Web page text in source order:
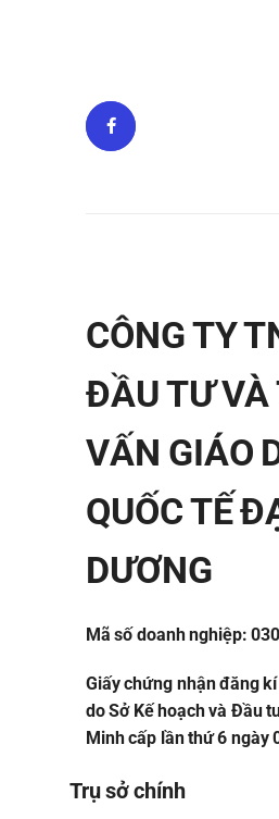
CÔNG TY
ĐẦU TƯ VÀ
VẤN GIÁO
QUỐC TẾ
DƯƠNG
Mã số doanh nghiệp:
Giấy chứng nhận đăng
do Sở Kế hoạch và Đầu
Minh cấp lần thứ 6 ngày
Trụ sở chính